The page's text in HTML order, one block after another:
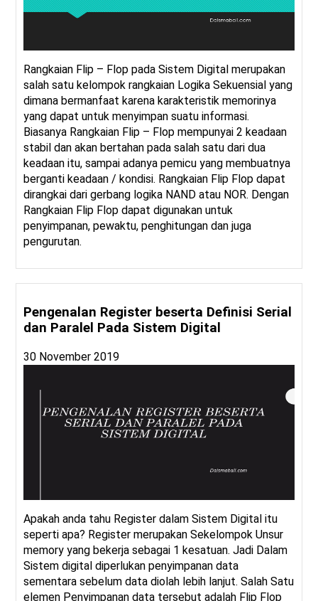
Rangkaian Flip – Flop pada Sistem Digital merupakan
salah satu kelompok rangkaian Logika Sekuensial yang
dimana bermanfaat karena karakteristik memorinya
yang dapat untuk menyimpan suatu informasi.
Biasanya Rangkaian Flip – Flop mempunyai 2 keadaan
stabil dan akan bertahan pada salah satu dari dua
keadaan itu, sampai adanya pemicu yang membuatnya
berganti keadaan / kondisi. Rangkaian Flip Flop dapat
dirangkai dari gerbang logika NAND atau NOR. Dengan
Rangkaian Flip Flop dapat digunakan untuk
penyimpanan, pewaktu, penghitungan dan juga
pengurutan.
Pengenalan Register beserta Definisi Serial
dan Paralel Pada Sistem Digital
30 November 2019
Apakah anda tahu Register dalam Sistem Digital itu
seperti apa? Register merupakan Sekelompok Unsur
memory yang bekerja sebagai 1 kesatuan. Jadi Dalam
Sistem digital diperlukan penyimpanan data
sementara sebelum data diolah lebih lanjut. Salah Satu
elemen Penyimpanan data tersebut adalah Flip Flop